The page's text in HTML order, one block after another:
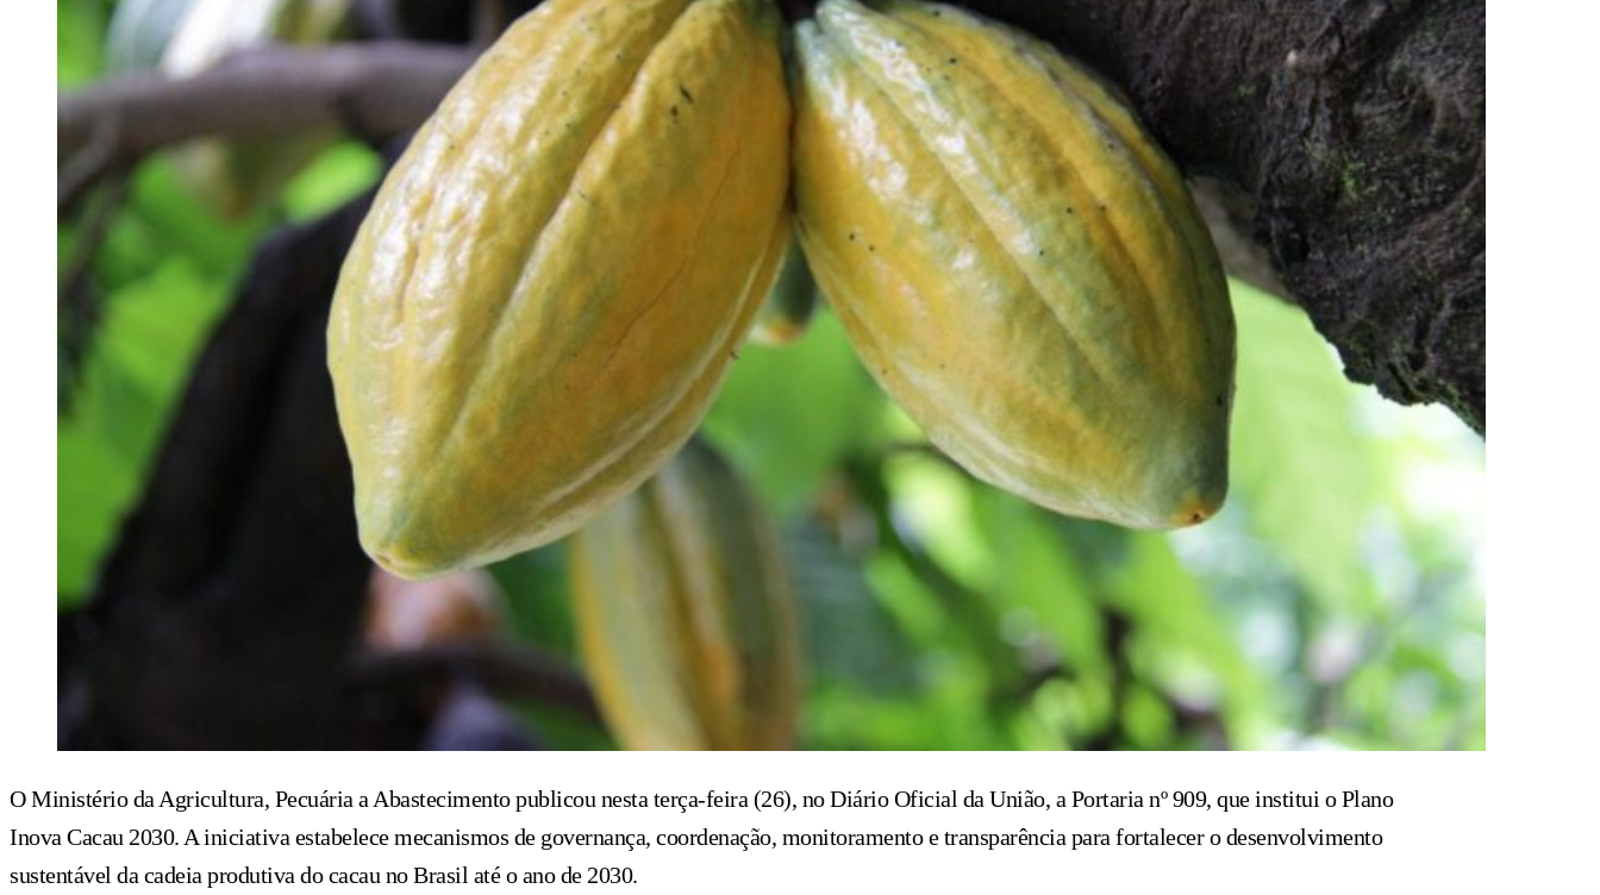
O Ministério da Agricultura, Pecuária a Abastecimento publicou nesta terça-feira (26), no Diário Oficial da União, a Portaria nº 909, que institui o Plano
Inova Cacau 2030. A iniciativa estabelece mecanismos de governança, coordenação, monitoramento e transparência para fortalecer o desenvolvimento
sustentável da cadeia produtiva do cacau no Brasil até o ano de 2030.